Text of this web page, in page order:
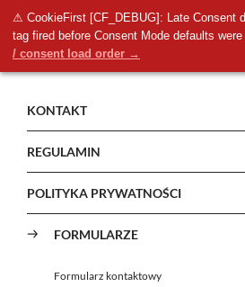
⚠ CookieFirst [CF_DEBUG]: Late Consent
tag fired before Consent Mode defaults
/ consent load order →
KONTAKT
REGULAMIN
POLITYKA PRYWATNOŚCI
FORMULARZE
Formularz kontaktowy